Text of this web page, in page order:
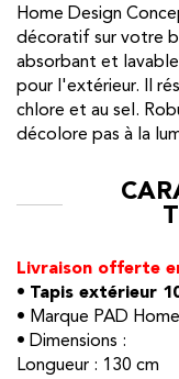
Home Design
décoratif sur votre
absorbant et
pour l'extérieur. Il
chlore et au sel.
décolore pas à la
Livraison offerte
• Tapis extérieur
• Marque PAD
• Dimensions :
Longueur : 130 cm